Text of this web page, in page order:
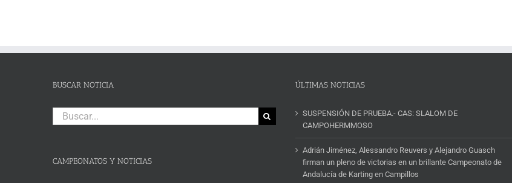
BUSCAR NOTICIA
Buscar:
CAMPEONATOS Y NOTICIAS
ÚLTIMAS NOTICIAS
SUSPENSIÓN DE PRUEBA.- CAS: SLALOM DE
CAMPOHERMMOSO
Adrián Jiménez, Alessandro Reuvers y Alejandro Guasch
firman un pleno de victorias en un brillante Campeonato de
Andalucía de Karting en Campillos